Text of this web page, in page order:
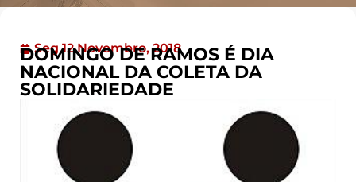
Seg 12 Novembro, 2018
DOMINGO DE RAMOS É DIA
NACIONAL DA COLETA DA
SOLIDARIEDADE